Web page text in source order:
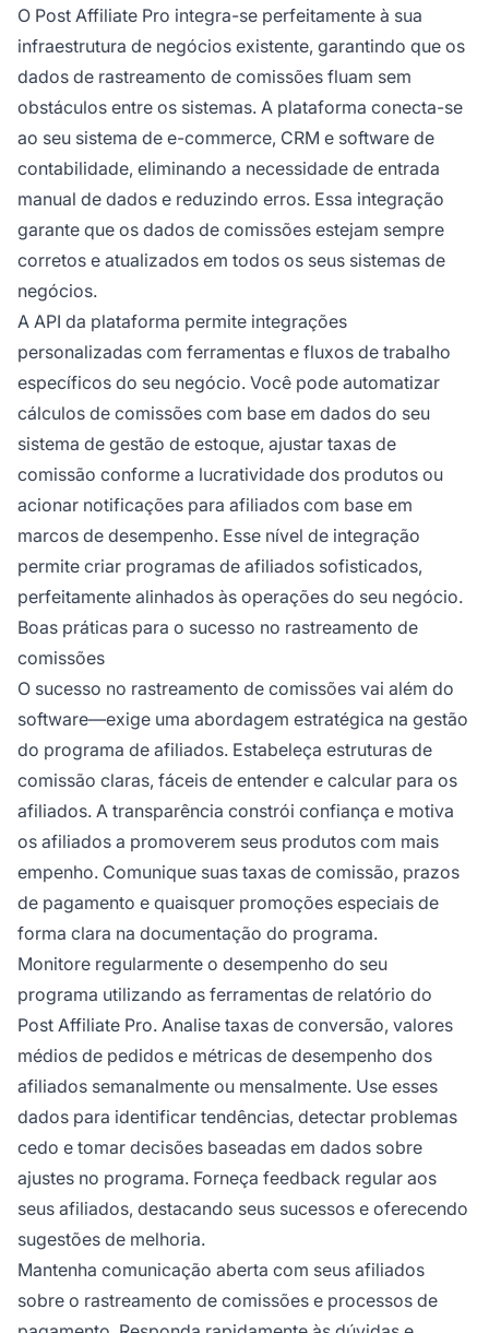
O Post Affiliate Pro integra-se perfeitamente à sua
infraestrutura de negócios existente, garantindo que os
dados de rastreamento de comissões fluam sem
obstáculos entre os sistemas. A plataforma conecta-se
ao seu sistema de e-commerce, CRM e software de
contabilidade, eliminando a necessidade de entrada
manual de dados e reduzindo erros. Essa integração
garante que os dados de comissões estejam sempre
corretos e atualizados em todos os seus sistemas de
negócios.
A API da plataforma permite integrações
personalizadas com ferramentas e fluxos de trabalho
específicos do seu negócio. Você pode automatizar
cálculos de comissões com base em dados do seu
sistema de gestão de estoque, ajustar taxas de
comissão conforme a lucratividade dos produtos ou
acionar notificações para afiliados com base em
marcos de desempenho. Esse nível de integração
permite criar programas de afiliados sofisticados,
perfeitamente alinhados às operações do seu negócio.
Boas práticas para o sucesso no rastreamento de
comissões
O sucesso no rastreamento de comissões vai além do
software—exige uma abordagem estratégica na gestão
do programa de afiliados. Estabeleça estruturas de
comissão claras, fáceis de entender e calcular para os
afiliados. A transparência constrói confiança e motiva
os afiliados a promoverem seus produtos com mais
empenho. Comunique suas taxas de comissão, prazos
de pagamento e quaisquer promoções especiais de
forma clara na documentação do programa.
Monitore regularmente o desempenho do seu
programa utilizando as ferramentas de relatório do
Post Affiliate Pro. Analise taxas de conversão, valores
médios de pedidos e métricas de desempenho dos
afiliados semanalmente ou mensalmente. Use esses
dados para identificar tendências, detectar problemas
cedo e tomar decisões baseadas em dados sobre
ajustes no programa. Forneça feedback regular aos
seus afiliados, destacando seus sucessos e oferecendo
sugestões de melhoria.
Mantenha comunicação aberta com seus afiliados
sobre o rastreamento de comissões e processos de